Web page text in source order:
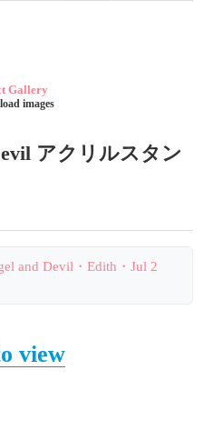
Gallery
images
アクリルスタン
and Devil・Edith・Jul 2
view